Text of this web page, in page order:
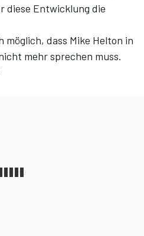
diese Entwicklung die
dass Mike Helton in
mehr sprechen muss.